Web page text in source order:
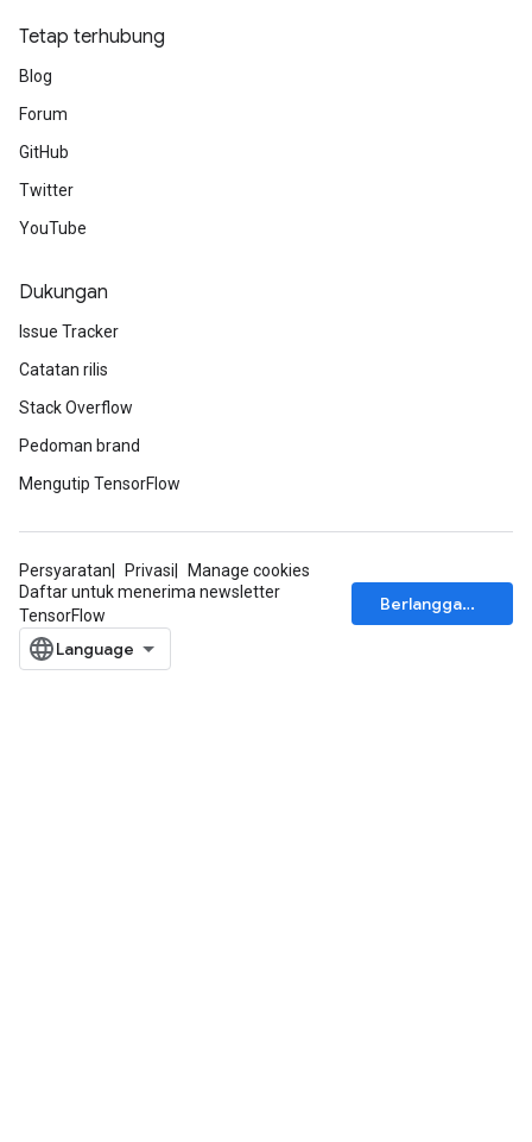
Tetap terhubung
Blog
Forum
GitHub
Twitter
YouTube
Dukungan
Issue Tracker
Catatan rilis
Stack Overflow
Pedoman brand
Mengutip TensorFlow
Persyaratan Privasi
Manage cookies
Daftar untuk menerima newsletter
TensorFlow
Berlangganan